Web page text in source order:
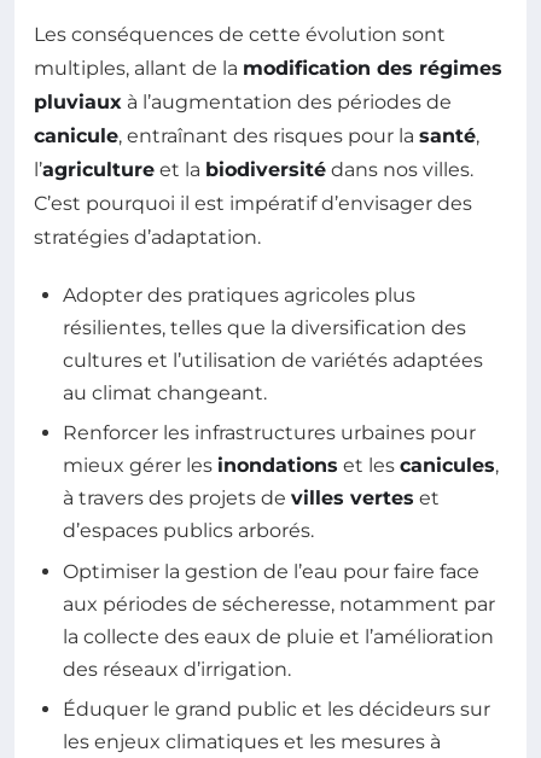
Les conséquences de cette évolution sont
multiples, allant de la modification des régimes
pluviaux à l’augmentation des périodes de
canicule, entraînant des risques pour la santé,
l’agriculture et la biodiversité dans nos villes.
C’est pourquoi il est impératif d’envisager des
stratégies d’adaptation.
Adopter des pratiques agricoles plus
résilientes, telles que la diversification des
cultures et l’utilisation de variétés adaptées
au climat changeant.
Renforcer les infrastructures urbaines pour
mieux gérer les inondations et les canicules,
à travers des projets de villes vertes et
d’espaces publics arborés.
Optimiser la gestion de l’eau pour faire face
aux périodes de sécheresse, notamment par
la collecte des eaux de pluie et l’amélioration
des réseaux d’irrigation.
Éduquer le grand public et les décideurs sur
les enjeux climatiques et les mesures à